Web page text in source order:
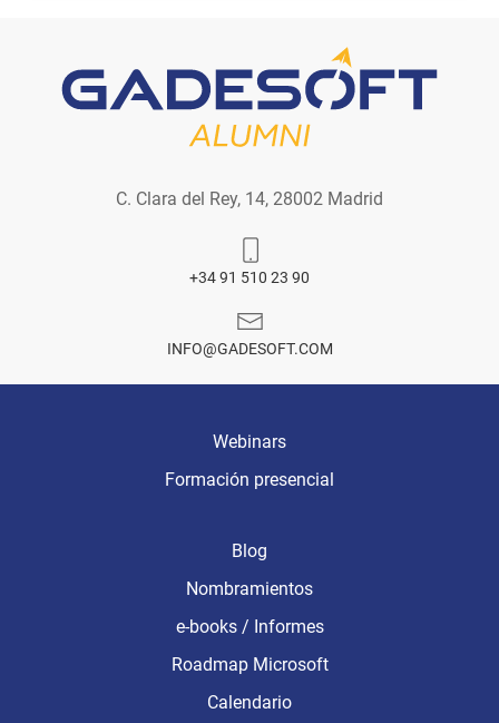
C. Clara del Rey, 14, 28002 Madrid
+34 91 510 23 90
INFO@GADESOFT.COM
Webinars
Formación presencial
Blog
Nombramientos
e-books / Informes
Roadmap Microsoft
Calendario